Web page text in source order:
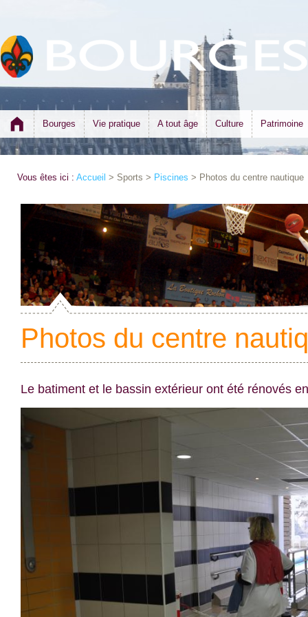
Bourges Vie pratique A tout âge Culture Patrimoine
Vous êtes ici : Accueil > Sports > Piscines > Photos du centre nautique
Photos du centre
Le batiment et le bassin extérieur ont été rénovés